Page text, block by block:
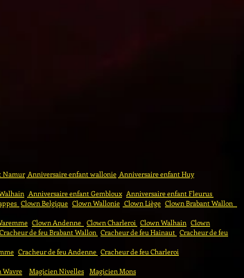
Namur Anniversaire enfant wallonie Anniversaire enfant Huy
Anniversaire enfant Gembloux Anniversaire enfant Fleurus
Clown Belgique Clown Wallonie Clown Liège Clown Brabant Wallon
Clown Andenne Clown Charleroi Clown Walhain Clown
Cracheur de feu Brabant Wallon Cracheur de feu Hainaut Cracheur de feu
Cracheur de feu Andenne Cracheur de feu Charleroi
Wavre Magicien Nivelles Magicien Mons